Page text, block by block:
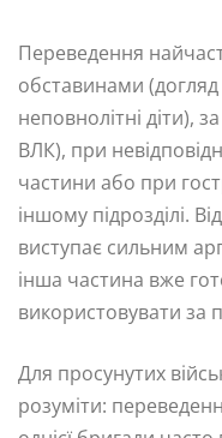
Переведення
обставинами (догляд
неповнолітні діти),
ВЛК), при
частини або при
іншому підрозділі.
виступає сильним
інша частина вже
використовувати за
Для просунутих
розуміти: